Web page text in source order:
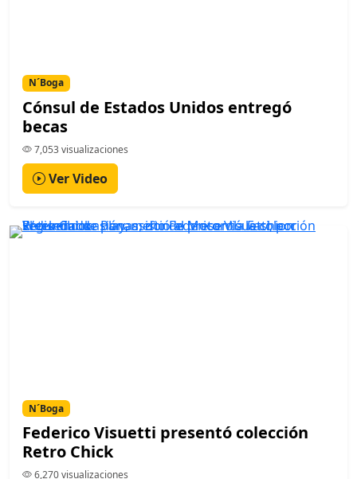
N´Boga
Cónsul de Estados Unidos entregó
becas
7,053 visualizaciones
Ver Video
N´Boga
Federico Visuetti presentó colección
Retro Chick
6,270 visualizaciones